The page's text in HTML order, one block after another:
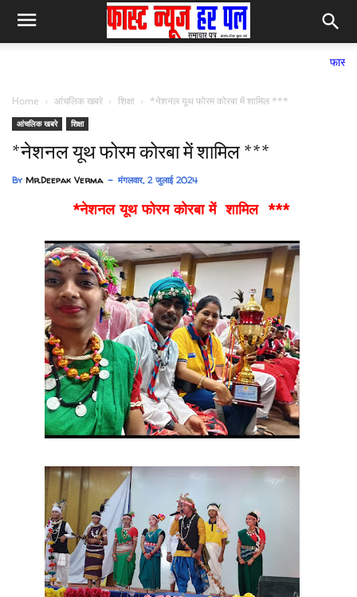
फास्ट न्यूज हर पल
Home आंचलिक खबरे शिक्षा *नेशनल यूथ फोरम कोरबा में शामिल ***
आंचलिक खबरे शिक्षा
*नेशनल यूथ फोरम कोरबा में शामिल ***
By Mr.Deepak Verma मंगलवार, 2 जुलाई 2024
*नेशनल यूथ फोरम कोरबा में शामिल ***